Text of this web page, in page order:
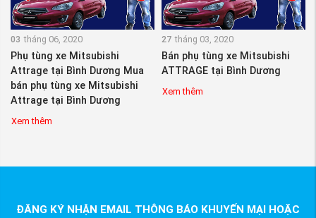
03 tháng 06, 2020
Phụ tùng xe Mitsubishi
Attrage tại Bình Dương Mua
bán phụ tùng xe Mitsubishi
Attrage tại Bình Dương
Xem thêm
27 tháng 03, 2020
Bán phụ tùng xe Mitsubishi
ATTRAGE tại Bình Dương
Xem thêm
ĐĂNG KÝ NHẬN EMAIL THÔNG BÁO KHUYẾN MẠI HOẶC